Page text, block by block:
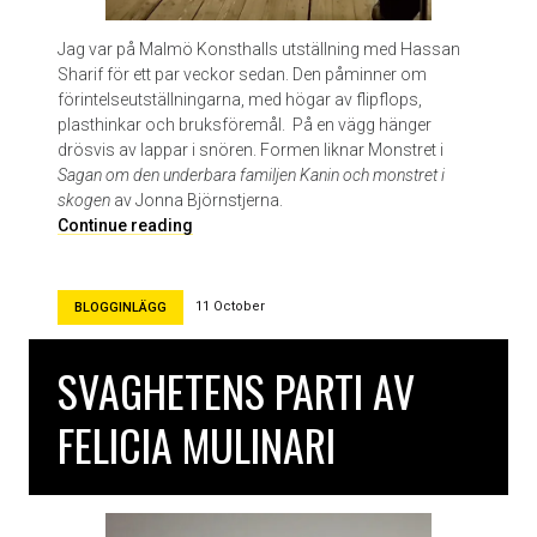
Jag var på Malmö Konsthalls utställning med Hassan
Sharif för ett par veckor sedan. Den påminner om
förintelseutställningarna, med högar av flipflops,
plasthinkar och bruksföremål. På en vägg hänger
drösvis av lappar i snören. Formen liknar Monstret i
Sagan om den underbara familjen Kanin och monstret i
skogen av Jonna Björnstjerna.
Continue reading
r
i
e
s
BLOGGINLÄGG 11 October
SVAGHETENS PARTI AV
FELICIA MULINARI